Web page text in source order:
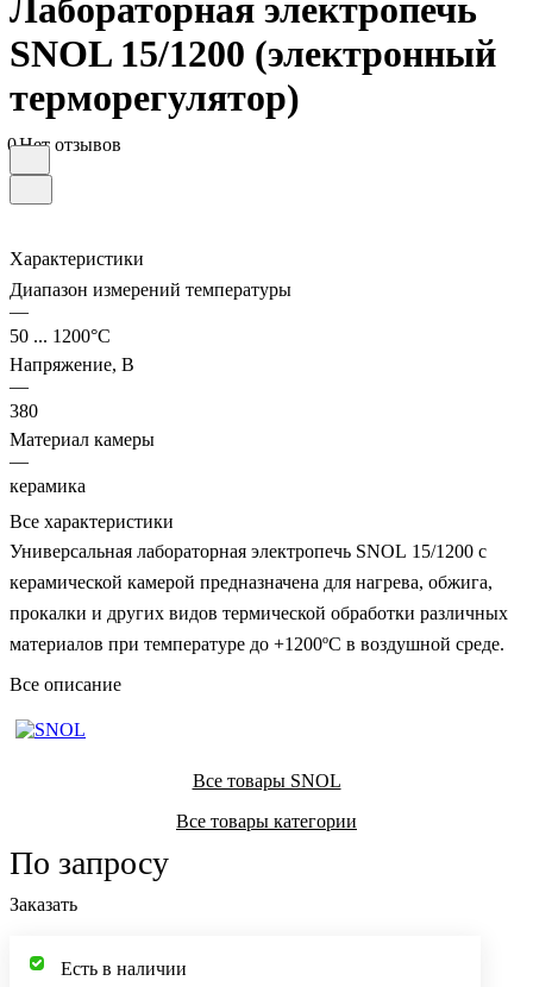
Лабораторная электропечь
SNOL 15/1200 (электронный
терморегулятор)
0Нет отзывов
Характеристики
Диапазон измерений температуры
—
50 ... 1200°С
Напряжение, В
—
380
Материал камеры
—
керамика
Все характеристики
Универсальная лабораторная электропечь SNOL 15/1200 с
керамической камерой предназначена для нагрева, обжига,
прокалки и других видов термической обработки различных
материалов при температуре до +1200ºC в воздушной среде.
Все описание
Все товары SNOL
Все товары категории
По запросу
Заказать
Есть в наличии